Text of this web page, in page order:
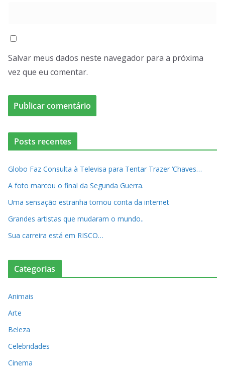
Salvar meus dados neste navegador para a próxima
vez que eu comentar.
Posts recentes
Globo Faz Consulta à Televisa para Tentar Trazer ‘Chaves…
A foto marcou o final da Segunda Guerra.
Uma sensação estranha tomou conta da internet
Grandes artistas que mudaram o mundo..
Sua carreira está em RISCO…
Categorias
Animais
Arte
Beleza
Celebridades
Cinema